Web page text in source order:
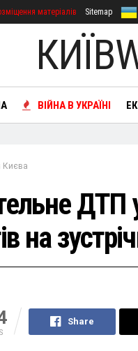
матеріалів Sitemap
ВІЙНА В УКРАЇНІ
Києва
ДТП
на
Share